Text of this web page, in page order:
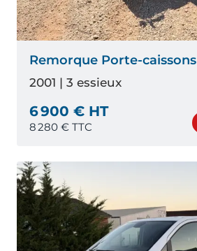
Remorque Porte-caissons
2001 | 3 essieux
6 900 € HT
8 280 € TTC